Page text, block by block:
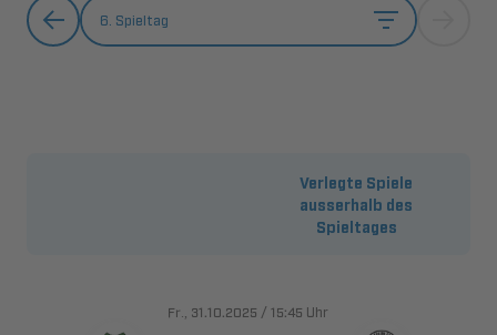
6. Spieltag
Verlegte Spiele
ausserhalb des
Spieltages
.,  / Uhr